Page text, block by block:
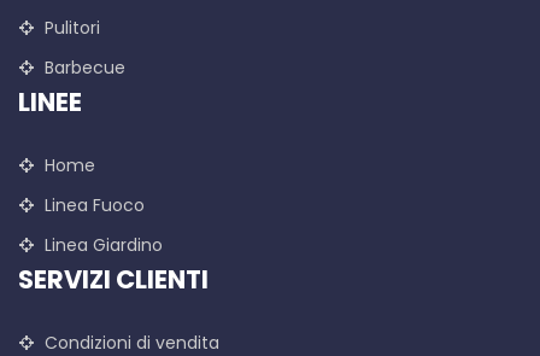
Pulitori
Barbecue
LINEE
Home
Linea Fuoco
Linea Giardino
SERVIZI CLIENTI
Condizioni di vendita